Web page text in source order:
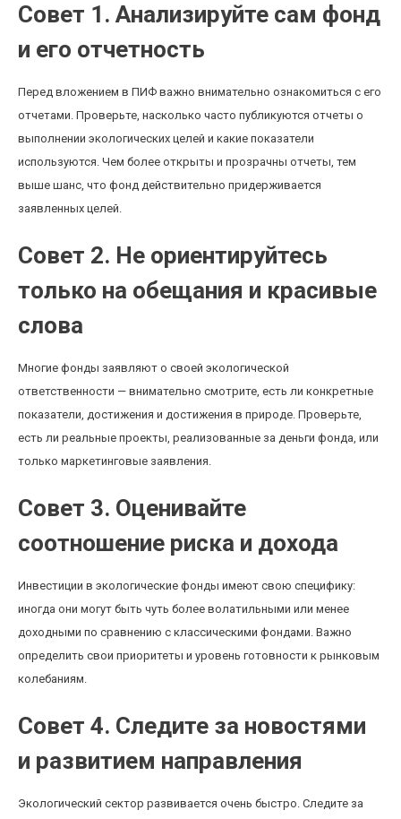
Совет 1. Анализируйте сам фонд
и его отчетность
Перед вложением в ПИФ важно внимательно ознакомиться с его
отчетами. Проверьте, насколько часто публикуются отчеты о
выполнении экологических целей и какие показатели
используются. Чем более открыты и прозрачны отчеты, тем
выше шанс, что фонд действительно придерживается
заявленных целей.
Совет 2. Не ориентируйтесь
только на обещания и красивые
слова
Многие фонды заявляют о своей экологической
ответственности — внимательно смотрите, есть ли конкретные
показатели, достижения и достижения в природе. Проверьте,
есть ли реальные проекты, реализованные за деньги фонда, или
только маркетинговые заявления.
Совет 3. Оценивайте
соотношение риска и дохода
Инвестиции в экологические фонды имеют свою специфику:
иногда они могут быть чуть более волатильными или менее
доходными по сравнению с классическими фондами. Важно
определить свои приоритеты и уровень готовности к рынковым
колебаниям.
Совет 4. Следите за новостями
и развитием направления
Экологический сектор развивается очень быстро. Следите за